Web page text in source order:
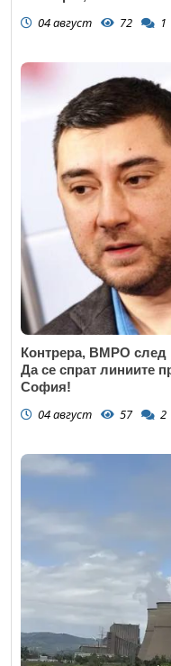
04 август 72 1
Контрера, ВМРО след
Да се спрат линиите
София!
04 август 57 2